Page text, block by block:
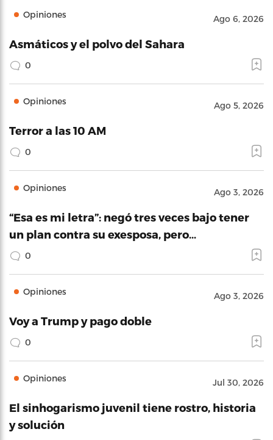
Opiniones Ago 6, 2026
Asmáticos y el polvo del Sahara
0
Opiniones Ago 5, 2026
Terror a las 10 AM
0
Opiniones Ago 3, 2026
“Esa es mi letra”: negó tres veces bajo tener
un plan contra su exesposa, pero…
0
Opiniones Ago 3, 2026
Voy a Trump y pago doble
0
Opiniones Jul 30, 2026
El sinhogarismo juvenil tiene rostro, historia
y solución